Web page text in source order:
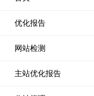
优化报告
网站检测
主站优化报告